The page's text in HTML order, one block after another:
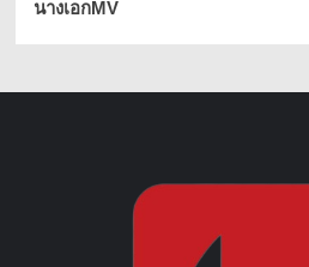
นางเอกMV